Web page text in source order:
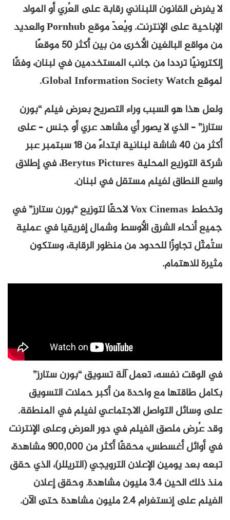
لا يفرض القانون اللبناني رقابة على العُري أو المواد
الإباحية على الإنترنت. ويُعدّ موقع Pornhub والعديد
من مواقع البالغين الأخرى من بين أكثر 50 موقعًا
إلكترونيًا ترددا من جانب المستخدمين في لبنان، وفقًا
لموقع Global Information Society Watch.
ولعل هذا هو السبب وراء التصريح بعرض فيلم “بورن
ستارز” – الذي لا يصور أي مشاهد عري أو جنس – على
أكثر من 40 شاشة لبنانية ابتداءً من 18 سبتمبر عبر
شركة التوزيع المحلية Berytus Pictures، في إطلاق
واسع النطاق لفيلم مستقل في لبنان.
وتخطط Vox Cinemas لاحقًا لتوزيع “بورن ستارز” في
جميع أنحاء الشرق الأوسط وشمال إفريقيا في عملية
ستُمثّل تجاوزًا للحدود من منظور الرقابة، وستكون
مثيرة للاهتمام.
في الوقت نفسه، تعمل آلة تسويق “بورن ستارز”
بكامل طاقتها مع واحدة من أكبر حملات التسويق
على وسائل التواصل الاجتماعي لفيلم في المنطقة.
وقد عُرض ملصق الفيلم في دور العرض وعلى الإنترنت
في أوائل أغسطس، محققًا أكثر من 900,000 مشاهدة،
تبعه بعد يومين الإعلان الترويجي (التريللر)، الذي حقق
منذ ذلك الحين 3.4 مليون مشاهدة. وحقق إعلان
الفيلم على إنستغرام 2.4 مليون مشاهدة حتى الآن.